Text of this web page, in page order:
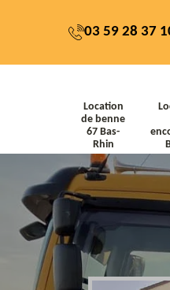
03 59 28 37
Location
de benne
67 Bas-
Rhin